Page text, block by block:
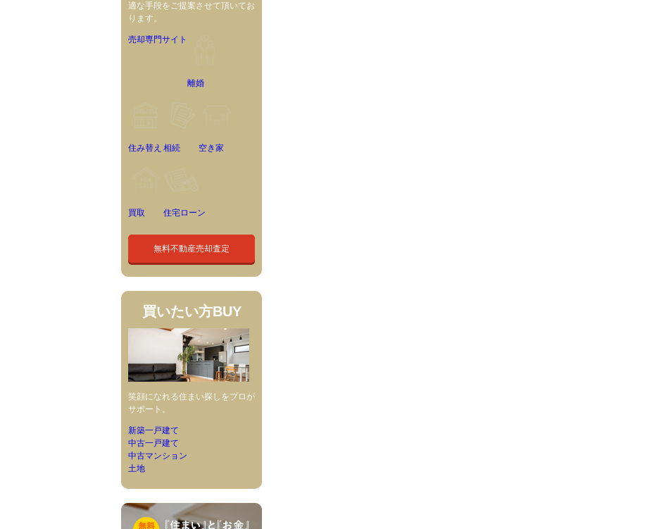
適な手段をご提案させて頂いてお
ります。
売却専門サイト
離婚
住み替え 相続 空き家
買取 住宅ローン
無料不動産売却査定
買いたい方BUY
笑顔になれる住まい探しをプロが
サポート。
新築一戸建て
中古一戸建て
中古マンション
土地